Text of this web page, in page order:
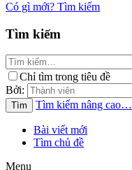
Có gì mới? Tìm kiếm
Tìm kiếm
Chỉ tìm trong tiêu đề
Bởi:
Tìm Tìm kiếm nâng cao…
Bài viết mới
Tìm chủ đề
Menu